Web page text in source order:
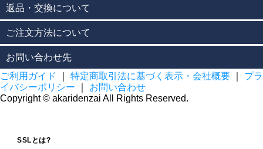
返品・交換について
ご注文方法について
お問い合わせ先
ご利用ガイド
特定商取引法に基づく表示・会社概要
プラ
イバシーポリシー
お問い合わせ
Copyright © akaridenzai All Rights Reserved.
SSLとは?